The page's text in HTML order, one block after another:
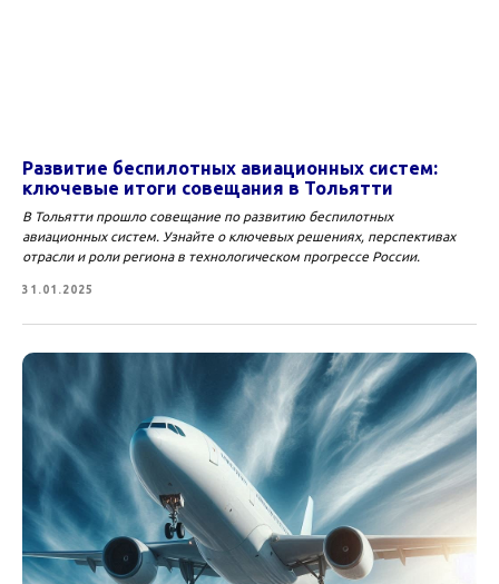
Развитие беспилотных авиационных систем:
ключевые итоги совещания в Тольятти
В Тольятти прошло совещание по развитию беспилотных
авиационных систем. Узнайте о ключевых решениях, перспективах
отрасли и роли региона в технологическом прогрессе России.
31.01.2025